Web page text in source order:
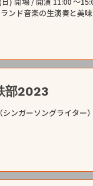
ンド音楽の生演奏と美
部2023
ライター） オオゼキタク（シンガーソングライター）